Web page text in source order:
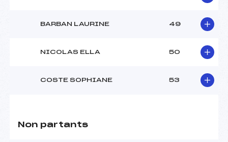
BARBAN LAURINE 49
NICOLAS ELLA 50
COSTE SOPHIANE 53
Non partants